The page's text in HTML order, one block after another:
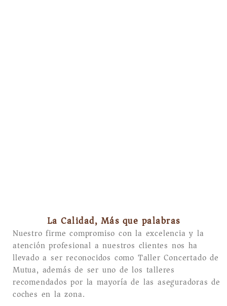
La Calidad, Más que palabras
Nuestro firme compromiso con la excelencia y la
atención profesional a nuestros clientes nos ha
llevado a ser reconocidos como Taller Concertado de
Mutua, además de ser uno de los talleres
recomendados por la mayoría de las aseguradoras de
coches en la zona.